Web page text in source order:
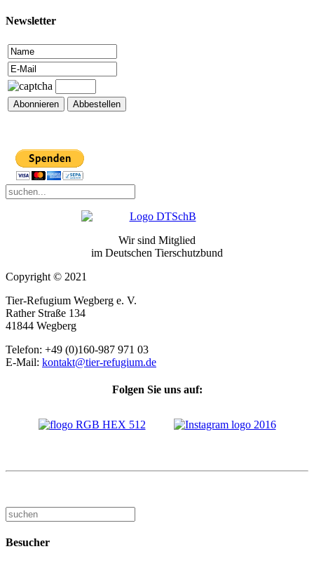
Newsletter
Wir sind Mitglied
im Deutschen Tierschutzbund
Copyright © 2021
Tier-Refugium Wegberg e. V.
Rather Straße 134
41844 Wegberg
Telefon: +49 (0)160-987 971 03
E-Mail: kontakt@tier-refugium.de
Folgen Sie uns auf:
Besucher